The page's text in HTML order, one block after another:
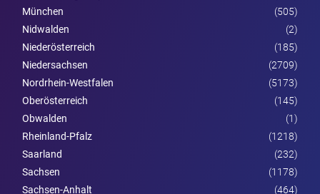
München
(505)
Nidwalden
(2)
Nieder­österreich
(185)
Niedersachsen
(2709)
Nordrhein-Westfalen
(5173)
Ober­österreich
(145)
Obwalden
(1)
Rheinland-Pfalz
(1218)
Saarland
(232)
Sachsen
(1178)
Sachsen-Anhalt
(464)